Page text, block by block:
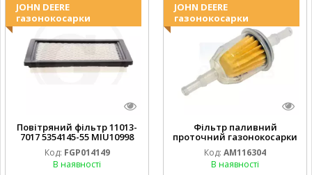
JOHN DEERE
газонокосарки
Повітряний фільтр 11013-
7017 5354145-55 MIU10998
FGP014149
Код: FGP014149
В наявності
JOHN DEERE
газонокосарки
Фільтр паливний
проточний газонокосарки
JOHN DEERE AM116304
GY20709
Код: AM116304
В наявності